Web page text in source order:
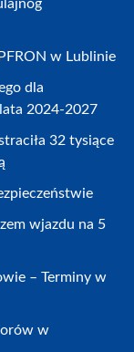
w Lublinie
dla
2024-2027
32 tysiące
wjazdu na 5
– Terminy w
w